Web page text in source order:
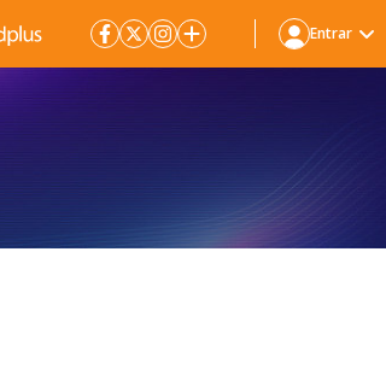
Entrar